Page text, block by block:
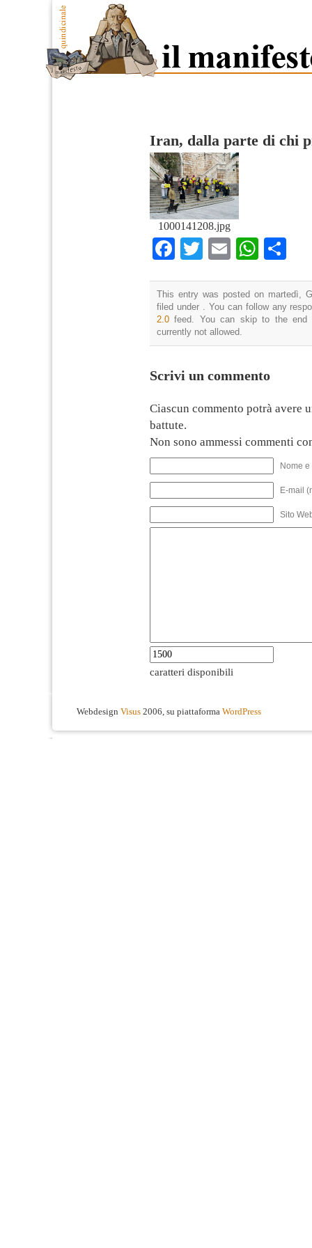
Iran, dalla parte di chi
1000141208.jpg
Facebook
TwitterEmail
This entry was posted on martedì,
filed under . You can follow any
2.0 feed. You can skip to the end
currently not allowed.
Scrivi un commento
Ciascun commento potrà avere
battute.
Non sono ammessi commenti
Nome
E-mail
Sito
caratteri disponibili
Webdesign Visus 2006, su piattaforma WordPress